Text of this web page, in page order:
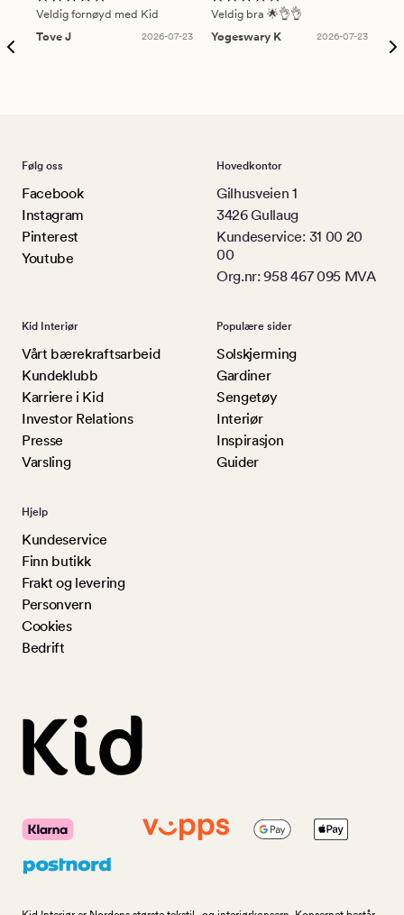
Veldig fornøyd med Kid
Tove J
2026-07-23
Veldig bra 🌟👌👌
Yogeswary K
2026-07-23
Følg oss
Facebook
Instagram
Pinterest
Youtube
Hovedkontor
Gilhusveien 1
3426 Gullaug
Kundeservice: 31 00 20
00
Org.nr: 958 467 095 MVA
Kid Interiør
Vårt bærekraftsarbeid
Kundeklubb
Karriere i Kid
Investor Relations
Presse
Varsling
Populære sider
Solskjerming
Gardiner
Sengetøy
Interiør
Inspirasjon
Guider
Hjelp
Kundeservice
Finn butikk
Frakt og levering
Personvern
Cookies
Bedrift